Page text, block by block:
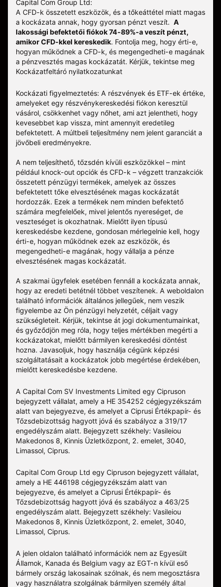
Capital Com Group Ltd:
A CFD-k összetett eszközök, és a tőkeáttétel miatt magas
a kockázata annak, hogy gyorsan pénzt veszít. A
lakossági befektetői fiókok 74-89%-a veszít pénzt,
amikor CFD-kkel kereskedik. Fontolja meg, hogy érti-e,
hogyan működnek a CFD-k, és megengedheti-e magának
a pénzvesztés magas kockázatát. Kérjük, tekintse meg
Kockázatfeltáró nyilatkozatunkat
Kockázati figyelmeztetés: A részvények és ETF-ek értéke,
amelyeket egy részvénykereskedési fiókon keresztül
vásárol, csökkenhet vagy nőhet, ami azt jelentheti, hogy
kevesebbet kap vissza, mint amennyit eredetileg
befektetett. A múltbeli teljesítmény nem jelent garanciát a
jövőbeli eredményekre.
A nem teljesíthető, tőzsdén kívüli eszközökkel – mint
például knock-out opciók és CFD-k – végzett tranzakciók
összetett pénzügyi termékek, amelyek az összes
befektetett tőke elvesztésének magas kockázatát
hordozzák. Ezek a termékek nem minden befektető
számára megfelelőek, mivel jelentős nyereséget, de
veszteséget is okozhatnak. Mielőtt ilyen típusú
kereskedésbe kezdene, gondosan mérlegelnie kell, hogy
érti-e, hogyan működnek ezek az eszközök, és
megengedheti-e magának, hogy vállalja a pénze
elvesztésének magas kockázatát.
A szakmai ügyfelek esetében fennáll a kockázata annak,
hogy az eredeti betétnél többet veszítenek. A weboldalon
található információk általános jellegűek, nem veszik
figyelembe az Ön pénzügyi helyzetét, céljait vagy
szükségleteit. Kérjük, tekintse át jogi dokumentumainkat,
és győződjön meg róla, hogy teljes mértékben megérti a
kockázatokat, mielőtt bármilyen kereskedési döntést
hozna. Javasoljuk, hogy használja cégünk képzési
szolgáltatásait a kockázatok jobb megértése érdekében,
mielőtt kereskedésbe kezdene.
A Capital Com SV Investments Limited egy Cipruson
bejegyzett vállalat, amely a HE 354252 cégjegyzékszám
alatt van bejegyezve, és amelyet a Ciprusi Értékpapír- és
Tőzsdebizottság hagyott jóvá és szabályoz a 319/17
engedélyszám alatt. Bejegyzett székhely: Vasileiou
Makedonos 8, Kinnis Üzletközpont, 2. emelet, 3040,
Limassol, Ciprus.
Capital Com Group Ltd egy Cipruson bejegyzett vállalat,
amely a ΗΕ 446198 cégjegyzékszám alatt van
bejegyezve, és amelyet a Ciprusi Értékpapír- és
Tőzsdebizottság hagyott jóvá és szabályoz a 463/25
engedélyszám alatt. Bejegyzett székhely: Vasileiou
Makedonos 8, Kinnis Üzletközpont, 2. emelet, 3040,
Limassol, Ciprus.
A jelen oldalon található információk nem az Egyesült
Államok, Kanada és Belgium vagy az EGT-n kívül eső
bármely ország lakosainak szólnak, és nem megosztásra
vagy használatra szolgálnak bármilyen személy által